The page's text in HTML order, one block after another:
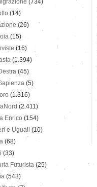
(734)
(14)
(26)
(15)
(16)
(1.394)
(45)
(5)
(1.316)
(2.411)
Enrico (154)
e Uguali (10)
(68)
(33)
Futurista (25)
(543)